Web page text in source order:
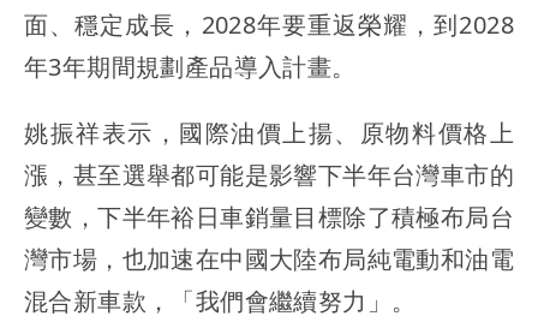
面、穩定成長，2028年要重返榮耀，到2028
年3年期間規劃產品導入計畫。
姚振祥表示，國際油價上揚、原物料價格上
漲，甚至選舉都可能是影響下半年台灣車市的
變數，下半年裕日車銷量目標除了積極布局台
灣市場，也加速在中國大陸布局純電動和油電
混合新車款，「我們會繼續努力」。